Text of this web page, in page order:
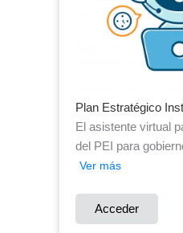
Plan Estratégico
El asistente virtual
del PEI para
Ver más
Acceder